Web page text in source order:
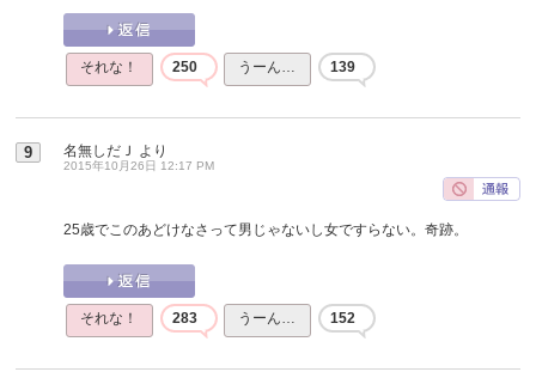
それな！ 250 うーん… 139
9 名無しだＪ より
2015年10月26日 12:17 PM
25歳でこのあどけなさって男じゃないし女ですらない。奇跡。
それな！ 283 うーん… 152